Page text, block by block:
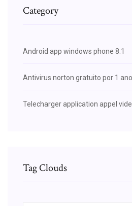
Category
Android app windows phone 8.1
Antivirus norton gratuito por 1 ano
Telecharger application appel
Tag Clouds